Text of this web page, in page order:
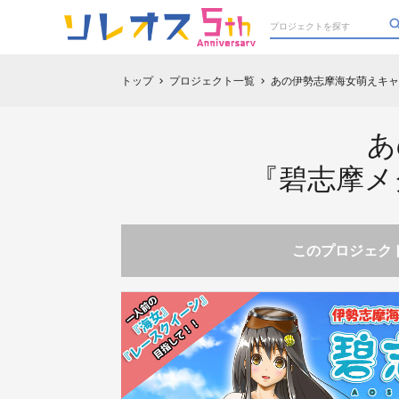
トップ chevron_right プロジェクト一覧 chevron_right あの伊勢志摩海女萌えキ
『碧志摩
このプロジェク